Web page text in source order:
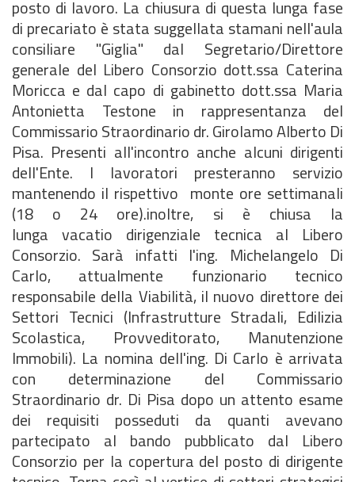
posto di lavoro. La chiusura di questa lunga fase
di precariato è stata suggellata stamani nell'aula
consiliare "Giglia" dal Segretario/Direttore
generale del Libero Consorzio dott.ssa Caterina
Moricca e dal capo di gabinetto dott.ssa Maria
Antonietta Testone in rappresentanza del
Commissario Straordinario dr. Girolamo Alberto Di
Pisa. Presenti all'incontro anche alcuni dirigenti
dell'Ente. I lavoratori presteranno servizio
mantenendo il rispettivo monte ore settimanali
(18 o 24 ore).inoltre, si è chiusa la
lunga vacatio dirigenziale tecnica al Libero
Consorzio. Sarà infatti l'ing. Michelangelo Di
Carlo, attualmente funzionario tecnico
responsabile della Viabilità, il nuovo direttore dei
Settori Tecnici (Infrastrutture Stradali, Edilizia
Scolastica, Provveditorato, Manutenzione
Immobili). La nomina dell'ing. Di Carlo è arrivata
con determinazione del Commissario
Straordinario dr. Di Pisa dopo un attento esame
dei requisiti posseduti da quanti avevano
partecipato al bando pubblicato dal Libero
Consorzio per la copertura del posto di dirigente